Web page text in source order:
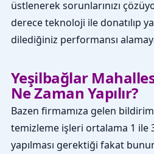
üstlenerek sorunlarınızı
derece teknoloji ile donatılıp
dilediğiniz performansı
Yeşilbağlar
Ne Zaman Yapılır?
Bazen firmamıza gelen
temizleme işleri ortalama 1 ile
yapılması gerektiği fakat